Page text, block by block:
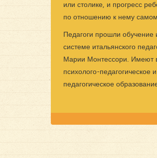
или столике, и прогресс
по отношению к нему
Педагоги прошли обучение
системе итальянского
Марии Монтессори. Имеют
психолого-педагогическое
педагогическое